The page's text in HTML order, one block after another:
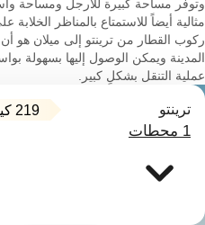
وتوفر مساحة كبيرة للأرجل ومساحة
مثالية أيضاً للاستمتاع بالمناظر
ركوب القطار من ترينتو إلى ميلان هو
المدينة ويمكن الوصول إليها بسهولة
عملية التنقل بشكلٍ كبير.
ترينتو 219 كيلومتر
1 محطات